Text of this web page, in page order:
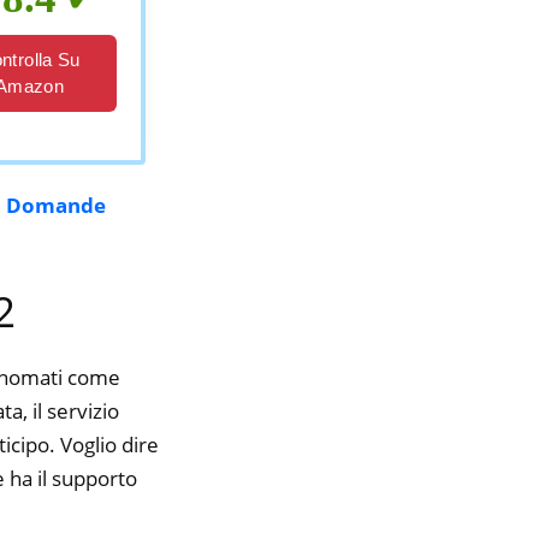
Su
Domande
come
il servizio
Voglio dire
ha il supporto